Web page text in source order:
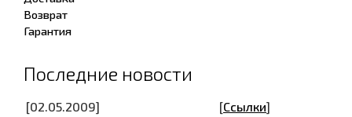
Возврат
Гарантия
Последние новости
[02.05.2009] [Ссылки]